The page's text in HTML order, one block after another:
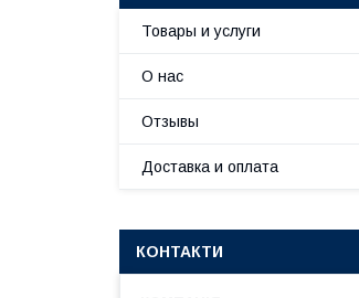
Товары и услуги
О нас
Отзывы
Доставка и оплата
КОНТАКТИ